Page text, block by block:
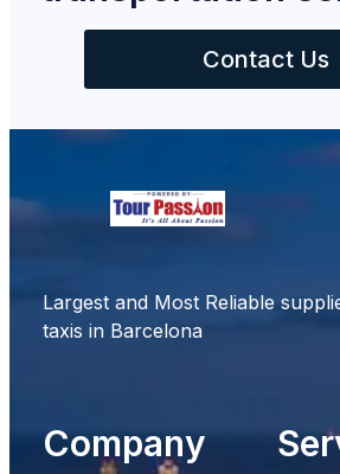
Contact Us
Largest and Most Reliable
taxis in Barcelona
Company